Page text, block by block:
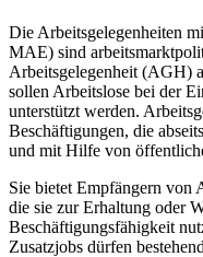
Die Arbeitsgelegenheiten
MAE) sind
Arbeitsgelegenheit (AGH)
sollen Arbeitslose bei der
unterstützt werden.
Beschäftigungen, die
und mit Hilfe von
Sie bietet Empfängern von
die sie zur Erhaltung oder
Beschäftigungsfähigkeit
Zusatzjobs dürfen